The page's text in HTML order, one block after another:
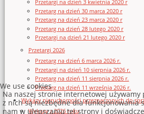
Przetargi na dzień 3 kwietnia 2020 r
Przetarg na dzień 30 marca 2020 r
Przetarg na dzień 23 marca 2020 r
Przetarg na dzień 28 lutego 2020 r
Przetargi na dzień 21 lutego 2020 r
Przetargi 2026
Przetarg na dzień 6 marca 2026 r.
Przetargi na dzień 10 sierpnia 2026 r.
Przetarg na dzień 11 sierpnia 2026 r.
Przetarg na dzień 11 września 2026 r.
Wykazy nieruchomości przeznaczonych do
Wykazy z 2026 roku
We use cookies
Na naszej stronie internetowej używamy
z nich są niezbędne dla funkcjonowania
nam w ulepszaniu tej strony i